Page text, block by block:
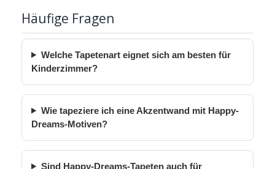
Häufige Fragen
Welche Tapetenart eignet sich am besten für
Kinderzimmer?
Wie tapeziere ich eine Akzentwand mit Happy-
Dreams-Motiven?
Sind Happy-Dreams-Tapeten auch für